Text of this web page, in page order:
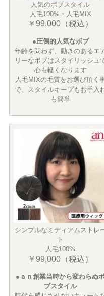
人気のボブスタイル
人毛100%・人毛MIX
￥99,000（税込）
●圧倒的人気なボブ
年齢を問わず、動きのあるエ
リーなボブはスタイリッシュ
心も軽くなります
人毛MIXの毛質をお選び頂く
で、スタイルキープもお手入
も簡単
シンプルなミディアムストレ
ト
人毛100%
￥99,000（税込）
●ａｎ創業当時から変わらぬ
ブスタイル